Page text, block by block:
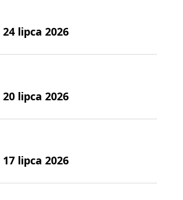
24 lipca 2026
20 lipca 2026
17 lipca 2026